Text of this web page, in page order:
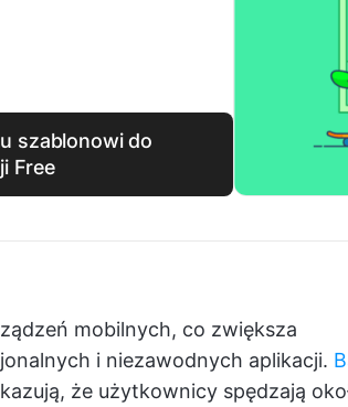
szablonowi do
Free
mobilnych, co zwiększa
i niezawodnych aplikacji.
że użytkownicy spędzają